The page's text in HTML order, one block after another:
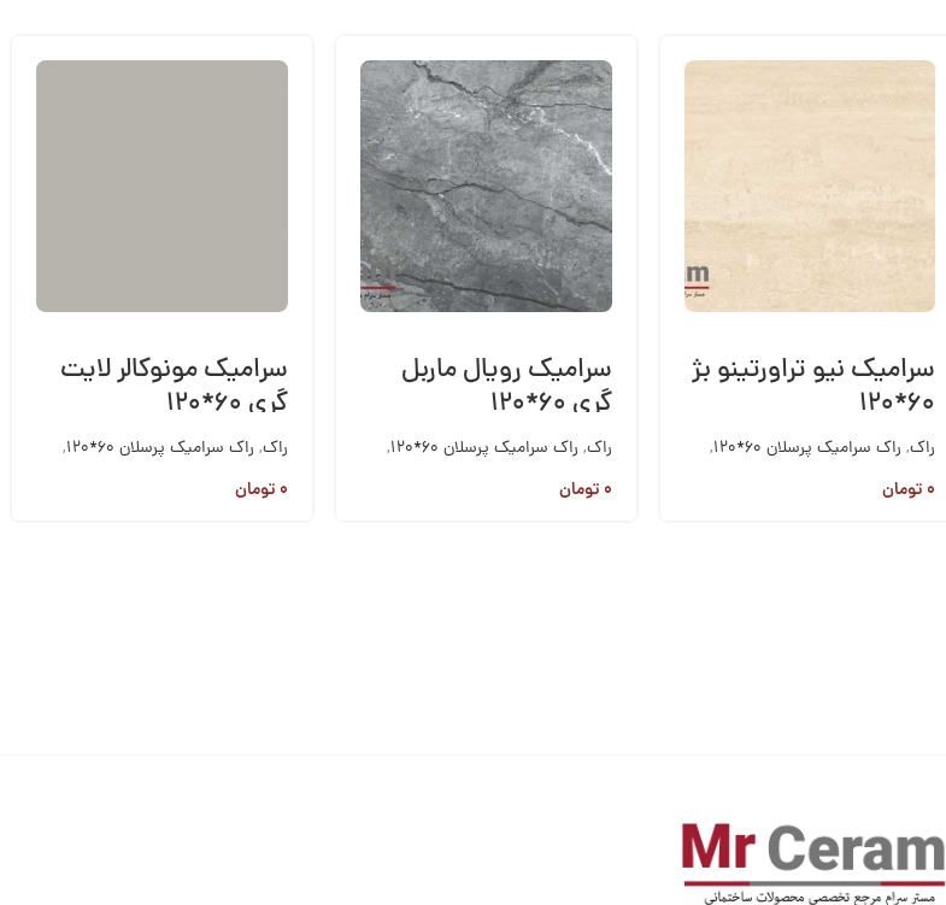
سرامیک نیو تراورتینو بژ
۶۰*۱۲۰
راک, راک سرامیک پرسلان 60*120
,
کاشی و سرامیک
۰ تومان
سرامیک رویال ماربل
گری ۶۰*۱۲۰
راک, راک سرامیک پرسلان 60*120
,
کاشی و سرامیک
۰تومان
سرامیک مونوکالر لایت
گری ۶۰*۱۲۰
راک, راک سرامیک پرسلان 60*120
,
کاشی و سرامیک
۰تومان